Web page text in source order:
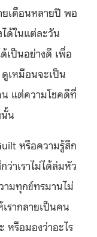
เดือนหลายปี พอ
ด้ในแต่ละวัน
เป็นอย่างดี เพื่อ
เหมือนจะเป็น
แต่ความโชคดีที่
นั้น
หรือความรู้สึก
ว่าเราไม่ได้ล่มหัว
ามทุกข์ทรมานไม่
รากลายเป็นคน
หรือมองว่าอะไร